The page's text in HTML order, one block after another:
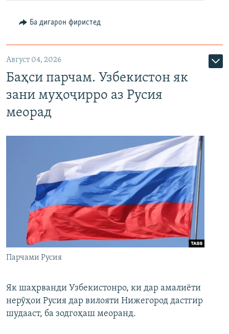
Ба дигарон фиристед
Август 04, 2026
Баҳси парчам. Узбекистон як
зани муҳоҷирро аз Русия
меорад
Парчами Русия
Як шаҳрванди Узбекистонро, ки дар амалиёти
нерӯҳои Русия дар вилояти Нижегород дастгир
шудааст, ба зодгоҳаш меоранд.